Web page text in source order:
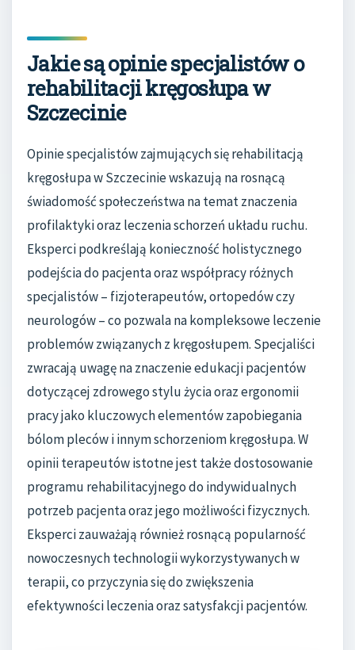
Jakie są opinie specjalistów o
rehabilitacji kręgosłupa w
Szczecinie
Opinie specjalistów zajmujących się rehabilitacją
kręgosłupa w Szczecinie wskazują na rosnącą
świadomość społeczeństwa na temat znaczenia
profilaktyki oraz leczenia schorzeń układu ruchu.
Eksperci podkreślają konieczność holistycznego
podejścia do pacjenta oraz współpracy różnych
specjalistów – fizjoterapeutów, ortopedów czy
neurologów – co pozwala na kompleksowe leczenie
problemów związanych z kręgosłupem. Specjaliści
zwracają uwagę na znaczenie edukacji pacjentów
dotyczącej zdrowego stylu życia oraz ergonomii
pracy jako kluczowych elementów zapobiegania
bólom pleców i innym schorzeniom kręgosłupa. W
opinii terapeutów istotne jest także dostosowanie
programu rehabilitacyjnego do indywidualnych
potrzeb pacjenta oraz jego możliwości fizycznych.
Eksperci zauważają również rosnącą popularność
nowoczesnych technologii wykorzystywanych w
terapii, co przyczynia się do zwiększenia
efektywności leczenia oraz satysfakcji pacjentów.